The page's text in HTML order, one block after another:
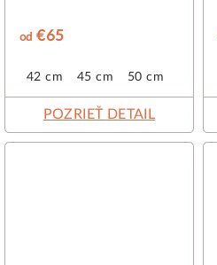
od €65
42 cm 45 cm 50 cm
POZRIEŤ DETAIL